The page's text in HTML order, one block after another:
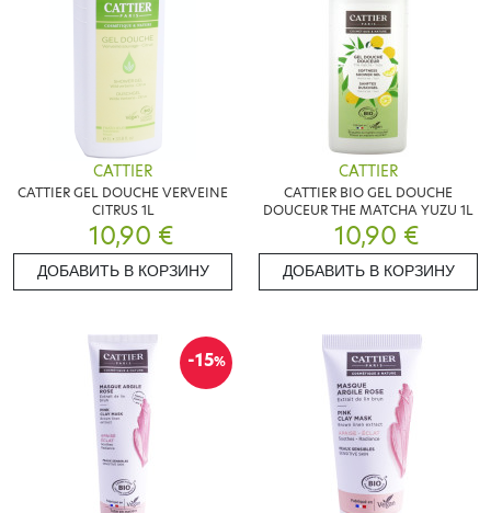
CATTIER
CATTIER GEL DOUCHE VERVEINE
CITRUS 1L
10,90 €
ДОБАВИТЬ В КОРЗИНУ
CATTIER
CATTIER BIO GEL DOUCHE
DOUCEUR THE MATCHA YUZU 1L
10,90 €
ДОБАВИТЬ В КОРЗИНУ
-15%